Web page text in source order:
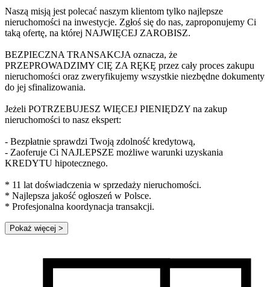
Naszą misją jest polecać naszym klientom tylko najlepsze
nieruchomości na inwestycje. Zgłoś się do nas, zaproponujemy Ci
taką ofertę, na której NAJWIĘCEJ ZAROBISZ.
BEZPIECZNA TRANSAKCJA oznacza, że
PRZEPROWADZIMY CIĘ ZA RĘKĘ przez cały proces zakupu
nieruchomości oraz zweryfikujemy wszystkie niezbędne dokumenty
do jej sfinalizowania.
Jeżeli POTRZEBUJESZ WIĘCEJ PIENIĘDZY na zakup
nieruchomości to nasz ekspert:
- Bezpłatnie sprawdzi Twoją zdolność kredytową,
- Zaoferuje Ci NAJLEPSZE możliwe warunki uzyskania
KREDYTU hipotecznego.
* 11 lat doświadczenia w sprzedaży nieruchomości.
* Najlepsza jakość ogłoszeń w Polsce.
* Profesjonalna koordynacja transakcji.
Pokaż więcej >